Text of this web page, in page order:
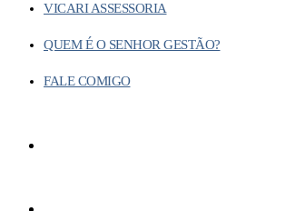
VICARI ASSESSORIA
QUEM É O SENHOR GESTÃO?
FALE COMIGO